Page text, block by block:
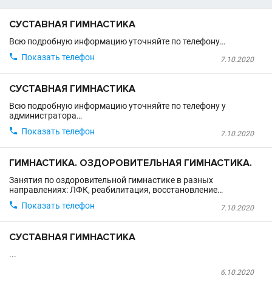
СУСТАВНАЯ ГИМНАСТИКА
Всю подробную информацию уточняйте по телефону…
7.10.2020
 Показать телефон
СУСТАВНАЯ ГИМНАСТИКА
Всю подробную информацию уточняйте по телефону у
администратора…
7.10.2020
 Показать телефон
ГИМНАСТИКА. ОЗДОРОВИТЕЛЬНАЯ ГИМНАСТИКА.
Занятия по оздоровительной гимнастике в разных
направлениях: ЛФК, реабилитация, восстановление…
7.10.2020
 Показать телефон
СУСТАВНАЯ ГИМНАСТИКА
...
6.10.2020